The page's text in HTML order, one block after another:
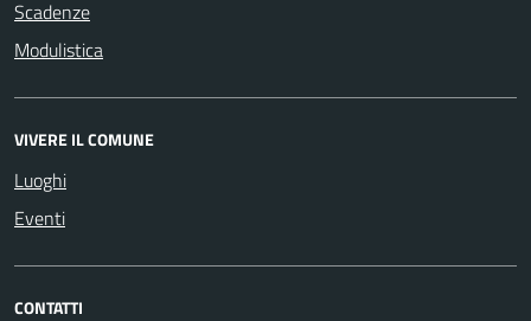
Scadenze
Modulistica
VIVERE IL COMUNE
Luoghi
Eventi
CONTATTI